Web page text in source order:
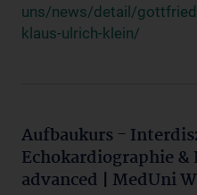
uns/news/detail/
klaus-ulrich-klein/
Aufbaukurs -
Echokardiographie
advanced | MedUni